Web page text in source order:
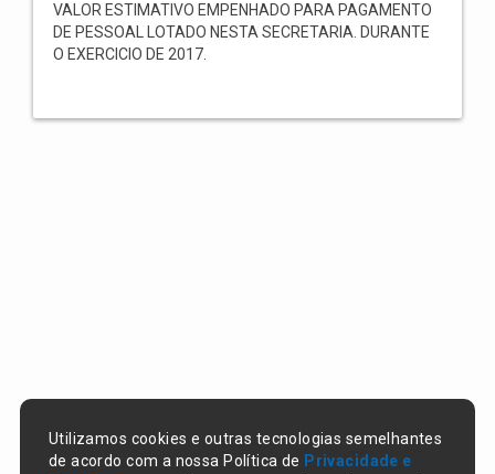
VALOR ESTIMATIVO EMPENHADO PARA PAGAMENTO
DE PESSOAL LOTADO NESTA SECRETARIA. DURANTE
O EXERCICIO DE 2017.
Utilizamos cookies e outras tecnologias semelhantes
de acordo com a nossa Política de Privacidade e